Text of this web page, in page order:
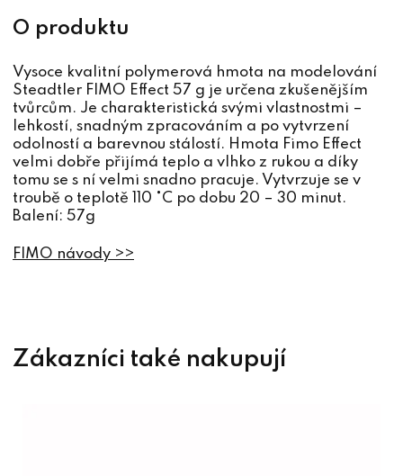
Vysoce kvalitní polymerová hmota na modelování
Steadtler FIMO Effect 57 g je určena zkušenějším
tvůrcům. Je charakteristická svými vlastnostmi –
lehkostí, snadným zpracováním a po vytvrzení
odolností a barevnou stálostí. Hmota Fimo Effect
velmi dobře přijímá teplo a vlhko z rukou a díky
tomu se s ní velmi snadno pracuje. Vytvrzuje se v
troubě o teplotě 110 °C po dobu 20 – 30 minut.
Balení: 57g
FIMO návody >>